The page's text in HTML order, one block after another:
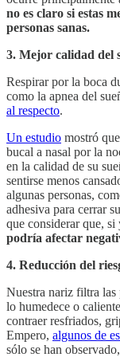
no es claro si estas
personas sanas.
3. Mejor calidad del
Respirar por la boca
como la apnea del
al respecto.
Un estudio mostró
bucal a nasal por la
en la calidad de su
sentirse menos
algunas personas,
adhesiva para cerrar
que considerar que, si
podría afectar
4. Reducción del
Nuestra nariz filtra las
lo humedece o
contraer resfriados,
Empero, algunos de
sólo se han